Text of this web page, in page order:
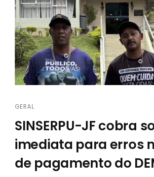
GERAL
SINSERPU-JF cobra
imediata para erros
de pagamento do